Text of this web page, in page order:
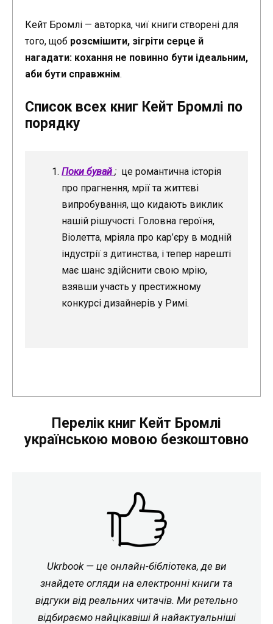
Кейт Бромлі — авторка, чиї книги створені для
того, щоб розсмішити, зігріти серце й
нагадати: кохання не повинно бути ідеальним,
аби бути справжнім.
Список всех книг Кейт Бромлі по
порядку
Поки бувай ; це романтична історія
про прагнення, мрії та життєві
випробування, що кидають виклик
нашій рішучості. Головна героїня,
Віолетта, мріяла про кар’єру в модній
індустрії з дитинства, і тепер нарешті
має шанс здійснити свою мрію,
взявши участь у престижному
конкурсі дизайнерів у Римі.
Перелік книг Кейт Бромлі
українською мовою безкоштовно
Ukrbook — це онлайн-бібліотека, де ви
знайдете огляди на електронні книги та
відгуки від реальних читачів. Ми ретельно
відбираємо найцікавіші й найактуальніші